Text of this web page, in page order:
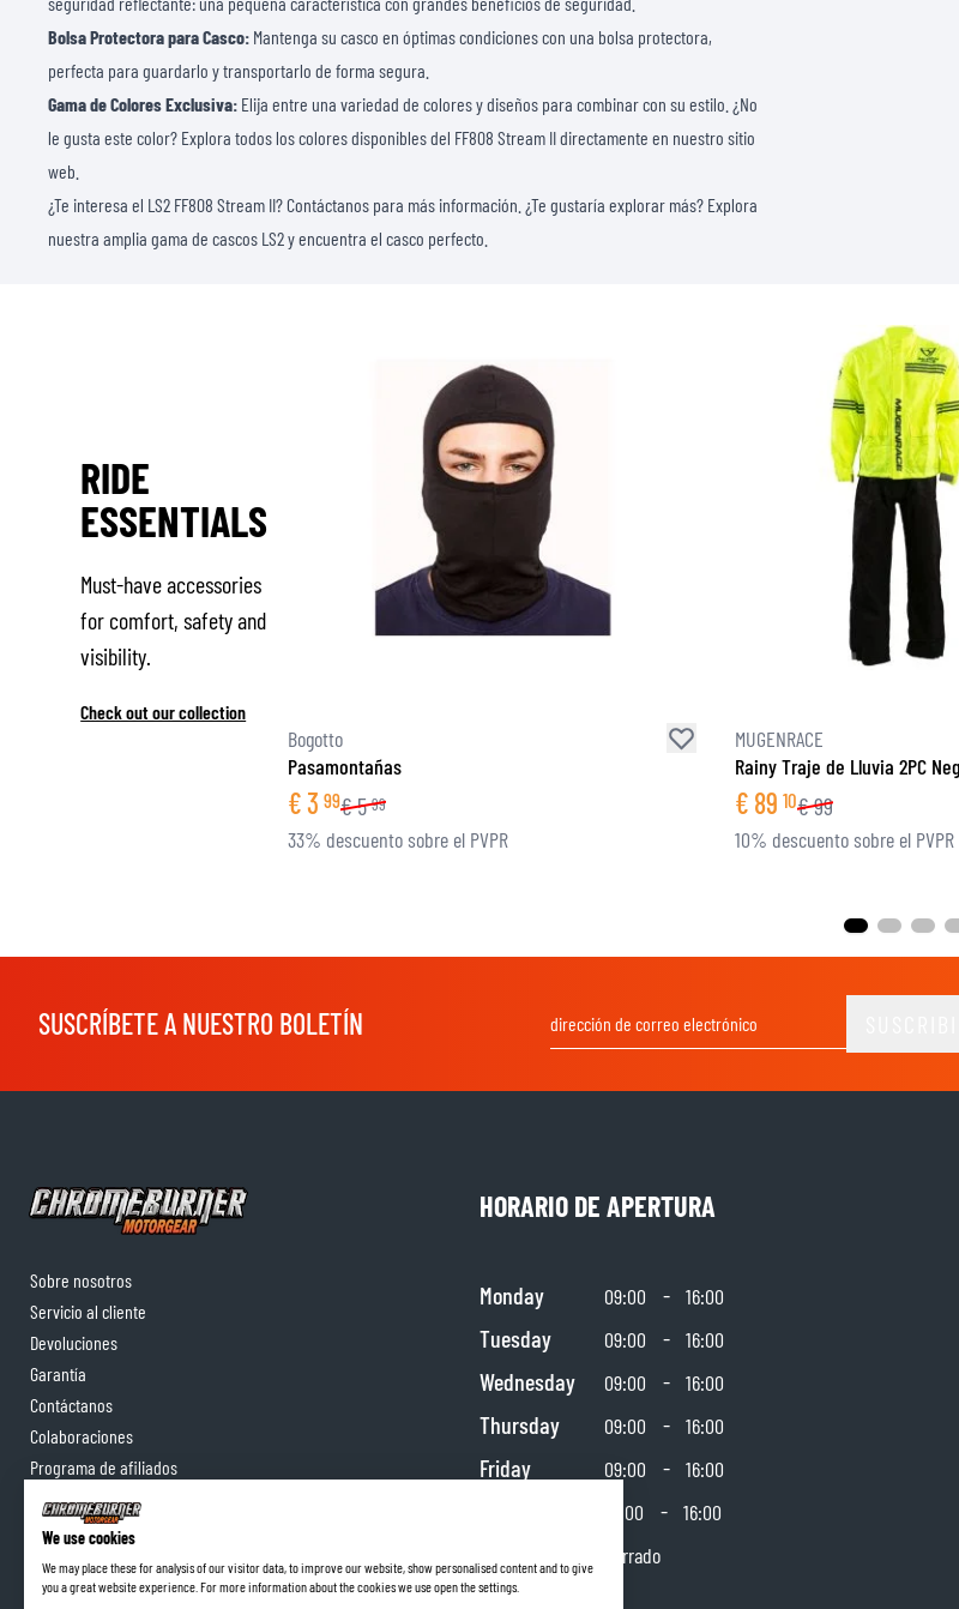
Bolsa Protectora para Casco: Mantenga su casco en óptimas condiciones con una bolsa protectora,
perfecta para guardarlo y transportarlo de forma segura.
Gama de Colores Exclusiva: Elija entre una variedad de colores y diseños para combinar con su estilo. ¿No
le gusta este color? Explora todos los colores disponibles del FF808 Stream II directamente en nuestro sitio
web.
¿Te interesa el LS2 FF808 Stream II?Contáctanos para más información. ¿Te gustaría explorar más? Explora
nuestra amplia gama de cascos LS2y encuentra el casco perfecto.
RIDE
ESSENTIALS
Must-have accessories
for comfort, safety and
visibility.
Check out our collection
Bogotto
Pasamontañas
€3 99€5 99
33% descuento sobre el PVPR
MUGENRACE
Rainy Traje de Lluvia 2PC
€ 89 10€99
10% descuento sobre el PVPR
SUSCRÍBETE A NUESTRO BOLETÍN
Sobre nosotros
Servicio al cliente
Devoluciones
Garantía
Contáctanos
Colaboraciones
Programa de afiliados
HORARIO DE APERTURA
Monday 09:00 - 16:00
Tuesday 09:00 - 16:00
Wednesday 09:00 - 16:00
Thursday 09:00 - 16:00
Friday 09:00 - 16:00
10:00 - 16:00
Cerrado
We use cookies
We may place these for analysis of our visitor data, to improve our website, show personalised content and to give
you a great website experience. For more information about the cookies we use open the settings.